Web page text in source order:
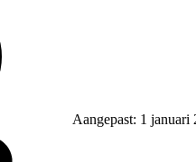
Aangepast: 1 januari